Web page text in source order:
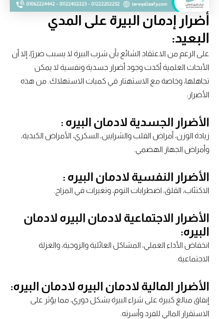
أضرار إدمان البيرة على المدي
البعيد:
على الرغم من الاعتقاد الشائع بأن شرب البيرة لا يسبب ضررًا، إلا أن
الأبحاث العلمية أكدت وجود أضرار جسدية ونفسية لا يمكن
تجاهلها، وخاصة مع الاستهتار في كميات الاستهلاك. من هذه
الأضرار:
الأضرار الجسدية لادمان البيره :
زيادة الوزن، أمراض القلب والشرايين، السكري، الأمراض الكبدية،
وأمراض الجهاز الهضمي.
الأضرار النفسية لادمان البيره :
الاكتئاب، القلق، اضطرابات النوم، وتغيرات في المزاج.
الأضرار الاجتماعية لادمان البيره لادمان
البيره:
انخفاض الأداء العملي، المشاكل العائلية والزوجية، والعزلة
الاجتماعية.
الأضرار المالية لادمان البيره لادمان البيره:
إنفاق مبالغ كبيرة على شراء البيرة بشكل دوري، مما يؤثر على
الاستقرار المالي للفرد وأسرته.